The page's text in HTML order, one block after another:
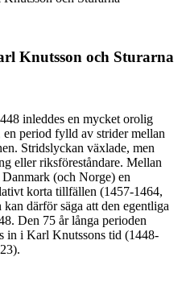
Knutsson och Sturarna
inleddes en mycket orolig
period fylld av strider mellan
Stridslyckan växlade, men
eller riksföreståndare. Mellan
(och Norge) en
korta tillfällen (1457-1464,
därför säga att den egentliga
Den 75 år långa perioden
in i Karl Knutssons tid (1448-